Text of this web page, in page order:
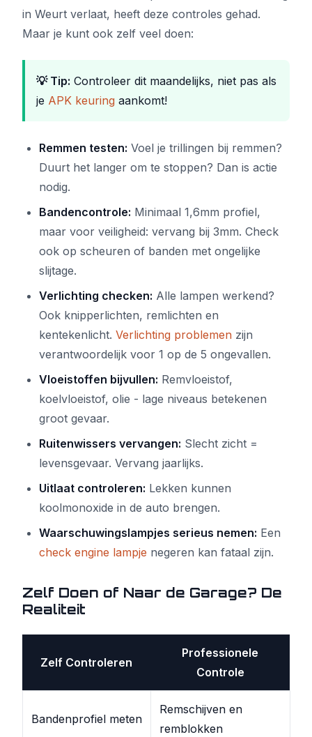
in Weurt verlaat, heeft deze controles gehad.
Maar je kunt ook zelf veel doen:
💡 Tip: Controleer dit maandelijks, niet pas als
je APK keuring aankomt!
Remmen testen: Voel je trillingen bij remmen?
Duurt het langer om te stoppen? Dan is actie
nodig.
Bandencontrole: Minimaal 1,6mm profiel,
maar voor veiligheid: vervang bij 3mm. Check
ook op scheuren of banden met ongelijke
slijtage.
Verlichting checken: Alle lampen werkend?
Ook knipperlichten, remlichten en
kentekenlicht. Verlichting problemen zijn
verantwoordelijk voor 1 op de 5 ongevallen.
Vloeistoffen bijvullen: Remvloeistof,
koelvloeistof, olie - lage niveaus betekenen
groot gevaar.
Ruitenwissers vervangen: Slecht zicht =
levensgevaar. Vervang jaarlijks.
Uitlaat controleren: Lekken kunnen
koolmonoxide in de auto brengen.
Waarschuwingslampjes serieus nemen: Een
check engine lampje negeren kan fataal zijn.
Zelf Doen of Naar de Garage? De
Realiteit
Zelf Controleren
Professionele
Controle
Bandenprofiel meten
Remschijven en
remblokken